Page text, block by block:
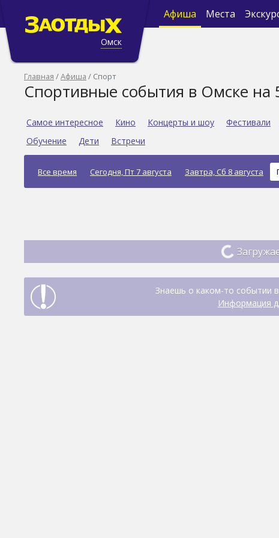
Омск
Афиша Места
Главная Афиша Спорт
Спортивные события в Омске на
Самое интересное Кино Концерты и шоу Фестивали
Обучение
Дети Встречи
Все время Сегодня, Пт 7 августа Завтра, Сб 8 августа
Знаешь о каком-то событии
Информация